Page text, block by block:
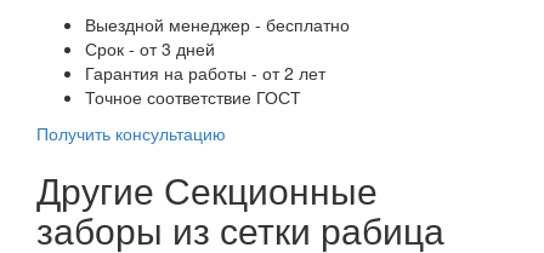
Выездной менеджер - бесплатно
Срок - от 3 дней
Гарантия на работы - от 2 лет
Точное соответствие ГОСТ
Получить консультацию
Другие Секционные
заборы из сетки рабица